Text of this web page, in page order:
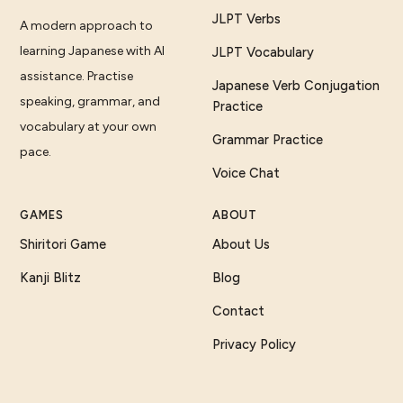
A modern approach to
learning Japanese with AI
assistance. Practise
speaking, grammar, and
vocabulary at your own
pace.
JLPT Verbs
JLPT Vocabulary
Japanese Verb Conjugation
Practice
Grammar Practice
Voice Chat
GAMES
Shiritori Game
Kanji Blitz
ABOUT
About Us
Blog
Contact
Privacy Policy